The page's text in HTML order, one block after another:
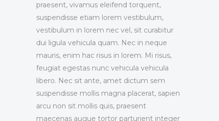
praesent, vivamus eleifend torquent,
suspendisse etiam lorem vestibulum,
vestibulum in lorem nec vel, sit curabitur
dui ligula vehicula quam. Nec in neque
mauris, enim hac risus in lorem. Mi risus,
feugiat egestas nunc vehicula vehicula
libero. Nec sit ante, amet dictum sem
suspendisse mollis magna placerat, sapien
arcu non sit mollis quis, praesent
maecenas augue tortor parturient integer